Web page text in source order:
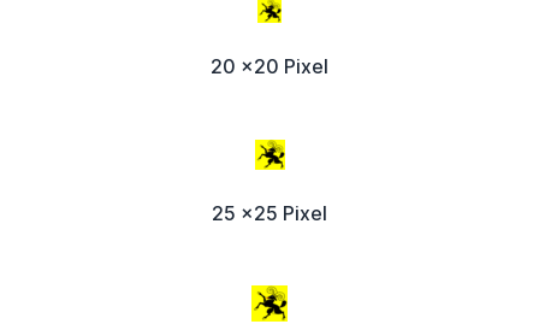
20 x20 Pixel
25 x25 Pixel